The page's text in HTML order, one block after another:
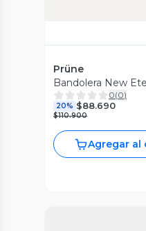
Prüne
Bandolera New
0(0)
20% $88.690
$110.900
Agregar al